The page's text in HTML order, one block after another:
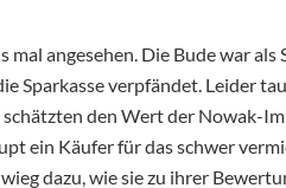
mal angesehen. Die Bude war
Sparkasse verpfändet. Leider
den Wert der Nowak-
ein Käufer für das schwer
dazu, wie sie zu ihrer